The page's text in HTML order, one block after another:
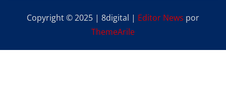
Copyright © 2025 | 8digital | Editor News por
ThemeArile